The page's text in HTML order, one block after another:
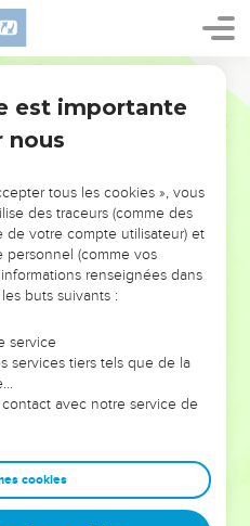
L’ÉVÉNEMENT
!
VOUS ÉVITER LES
?
moins les doutes, les erreurs
traversés, alors même que ce
ont façonnés.
entrepreneurs, et responsables
sagesse afin que leurs erreurs
vous guidiez un ministère, une
est importante
nous
tous les cookies », vous
des traceurs (comme des
votre compte utilisateur) et
personnel (comme vos
renseignées dans
buts suivants :
service
services tiers tels que de la
avec notre service de
cookies